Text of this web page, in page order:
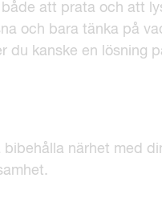
att prata och att
och bara tänka på
du kanske en lösning
närhet med